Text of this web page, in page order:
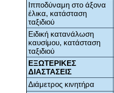
Ιπποδύναμη στο άξονα
έλικα, κατάσταση
ταξιδιού
Ειδική κατανάλωση
καυσίμου, κατάσταση
ταξιδιού
ΕΞΩΤΕΡΙΚΕΣ
ΔΙΑΣΤΑΣΕΙΣ
Διάμετρος κινητήρα